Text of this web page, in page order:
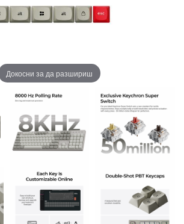
Докосни за да разшириш